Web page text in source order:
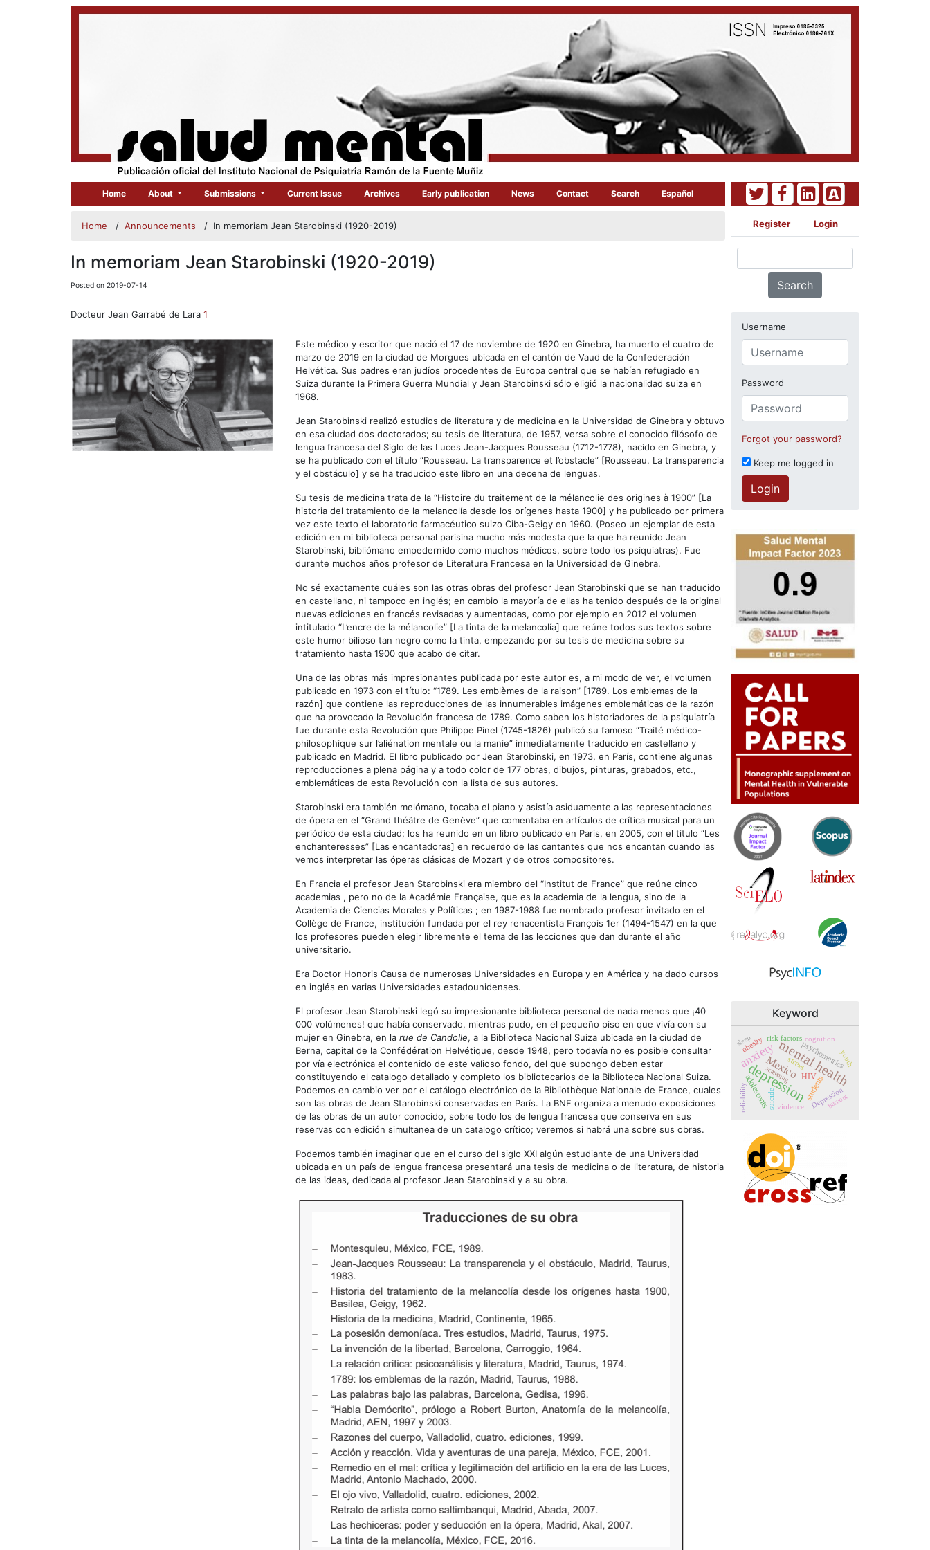
Home About Submissions Current Issue Archives Early publication News Contact Search Español
Home / Announcements / In memoriam Jean Starobinski (1920-2019)
In memoriam Jean Starobinski (1920-2019)
Posted on 2019-07-14
Docteur Jean Garrabé de Lara 1
Este médico y escritor que nació el 17 de noviembre de 1920 en Ginebra, ha muerto el cuatro de
marzo de 2019 en la ciudad de Morgues ubicada en el cantón de Vaud de la Confederación
Helvética. Sus padres eran judíos procedentes de Europa central que se habían refugiado en
Suiza durante la Primera Guerra Mundial y Jean Starobinski sólo eligió la nacionalidad suiza en
1968.
Jean Starobinski realizó estudios de literatura y de medicina en la Universidad de Ginebra y obtuvo
en esa ciudad dos doctorados; su tesis de literatura, de 1957, versa sobre el conocido filósofo de
lengua francesa del Siglo de las Luces Jean-Jacques Rousseau (1712-1778), nacido en Ginebra, y
se ha publicado con el título “Rousseau. La transparence et l’obstacle” [Rousseau. La transparencia
y el obstáculo] y se ha traducido este libro en una decena de lenguas.
Su tesis de medicina trata de la “Histoire du traitement de la mélancolie des origines à 1900” [La
historia del tratamiento de la melancolía desde los orígenes hasta 1900] y ha publicado por primera
vez este texto el laboratorio farmacéutico suizo Ciba-Geigy en 1960. (Poseo un ejemplar de esta
edición en mi biblioteca personal parisina mucho más modesta que la que ha reunido Jean
Starobinski, bibliómano empedernido como muchos médicos, sobre todo los psiquiatras). Fue
durante muchos años profesor de Literatura Francesa en la Universidad de Ginebra.
No sé exactamente cuáles son las otras obras del profesor Jean Starobinski que se han traducido
en castellano, ni tampoco en inglés; en cambio la mayoría de ellas ha tenido después de la original
nuevas ediciones en francés revisadas y aumentadas, como por ejemplo en 2012 el volumen
intitulado “L’encre de la mélancolie” [La tinta de la melancolía] que reúne todos sus textos sobre
este humor bilioso tan negro como la tinta, empezando por su tesis de medicina sobre su
tratamiento hasta 1900 que acabo de citar.
Una de las obras más impresionantes publicada por este autor es, a mi modo de ver, el volumen
publicado en 1973 con el título: “1789. Les emblèmes de la raison” [1789. Los emblemas de la
razón] que contiene las reproducciones de las innumerables imágenes emblemáticas de la razón
que ha provocado la Revolución francesa de 1789. Como saben los historiadores de la psiquiatría
fue durante esta Revolución que Philippe Pinel (1745-1826) publicó su famoso “Traité médico-
philosophique sur l’aliénation mentale ou la manie” inmediatamente traducido en castellano y
publicado en Madrid. El libro publicado por Jean Starobinski, en 1973, en París, contiene algunas
reproducciones a plena página y a todo color de 177 obras, dibujos, pinturas, grabados, etc.,
emblemáticas de esta Revolución con la lista de sus autores.
Starobinski era también melómano, tocaba el piano y asistía asiduamente a las representaciones
de ópera en el “Grand théâtre de Genève” que comentaba en artículos de crítica musical para un
periódico de esta ciudad; los ha reunido en un libro publicado en Paris, en 2005, con el titulo “Les
enchanteresses” [Las encantadoras] en recuerdo de las cantantes que nos encantan cuando las
vemos interpretar las óperas clásicas de Mozart y de otros compositores.
En Francia el profesor Jean Starobinski era miembro del “Institut de France” que reúne cinco
academias , pero no de la Académie Française, que es la academia de la lengua, sino de la
Academia de Ciencias Morales y Políticas ; en 1987-1988 fue nombrado profesor invitado en el
Collège de France, institución fundada por el rey renacentista François 1er (1494-1547) en la que
los profesores pueden elegir libremente el tema de las lecciones que dan durante el año
universitario.
Era Doctor Honoris Causa de numerosas Universidades en Europa y en América y ha dado cursos
en inglés en varias Universidades estadounidenses.
El profesor Jean Starobinski legó su impresionante biblioteca personal de nada menos que ¡40
000 volúmenes! que había conservado, mientras pudo, en el pequeño piso en que vivía con su
mujer en Ginebra, en larue de Candolle, a la Biblioteca Nacional Suiza ubicada en la ciudad de
Berna, capital de la Confédération Helvétique, desde 1948, pero todavía no es posible consultar
por vía electrónica el contenido de este valioso fondo, del que supongo deben estar
constituyendo el catalogo detallado y completo los bibliotecarios de la Biblioteca Nacional Suiza.
Podemos en cambio ver por el catálogo electrónico de la Bibliothèque Nationale de France, cuales
son las obras de Jean Starobinski conservadas en París. La BNF organiza a menudo exposiciones
de las obras de un autor conocido, sobre todo los de lengua francesa que conserva en sus
reservas con edición simultanea de un catalogo crítico; veremos si habrá una sobre sus obras.
Podemos también imaginar que en el curso del siglo XXI algún estudiante de una Universidad
ubicada en un país de lengua francesa presentará una tesis de medicina o de literatura, de historia
de las ideas, dedicada al profesor Jean Starobinski y a su obra.
Register Login
Search
Username
Password
Forgot your password?
Keep me logged in
Login
Keyword
depressionmental health
anxietyMexico
students
adolescents
stresspsychometrics
HIV
Depression
suicide
reliability
obesity risk factors cognition
sleep
violence
youth
burnout
screening